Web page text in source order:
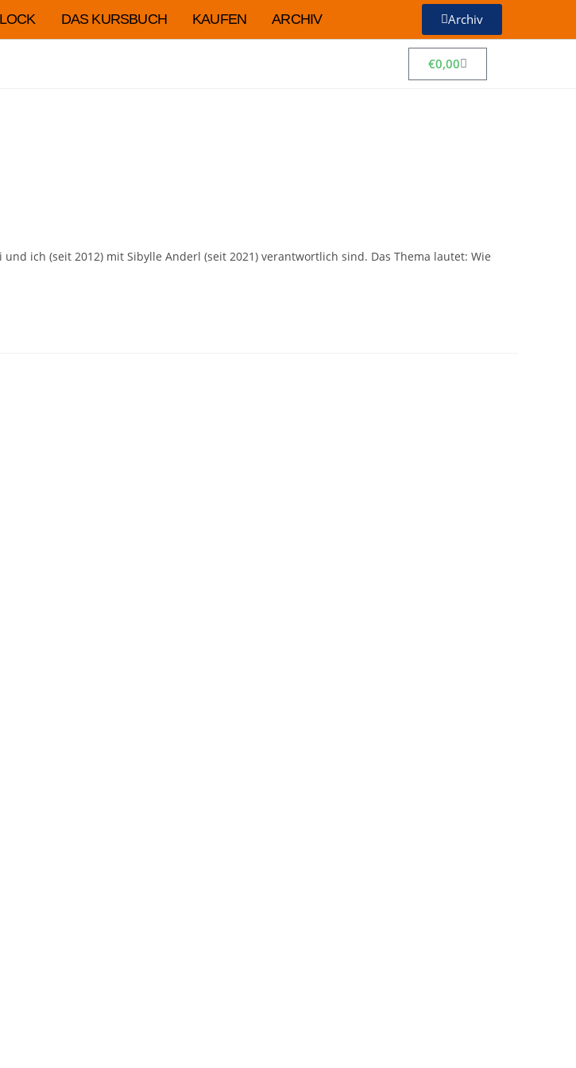
DAS KURSBUCH KAUFEN ARCHIV Archiv
€0,00
ich (seit 2012) mit Sibylle Anderl (seit 2021) verantwortlich sind. Das Thema lautet: Wie